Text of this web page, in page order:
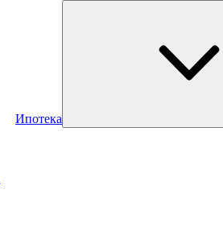
Ипотека